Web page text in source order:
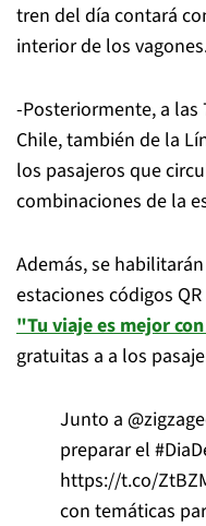
tren del día contará
interior de los
-Posteriormente, a las
Chile, también de la
los pasajeros que
combinaciones de la
Además, se
estaciones códigos
"Tu viaje es mejor
gratuitas a a los
Junto a
preparar el
https://t.co/
con temáticas